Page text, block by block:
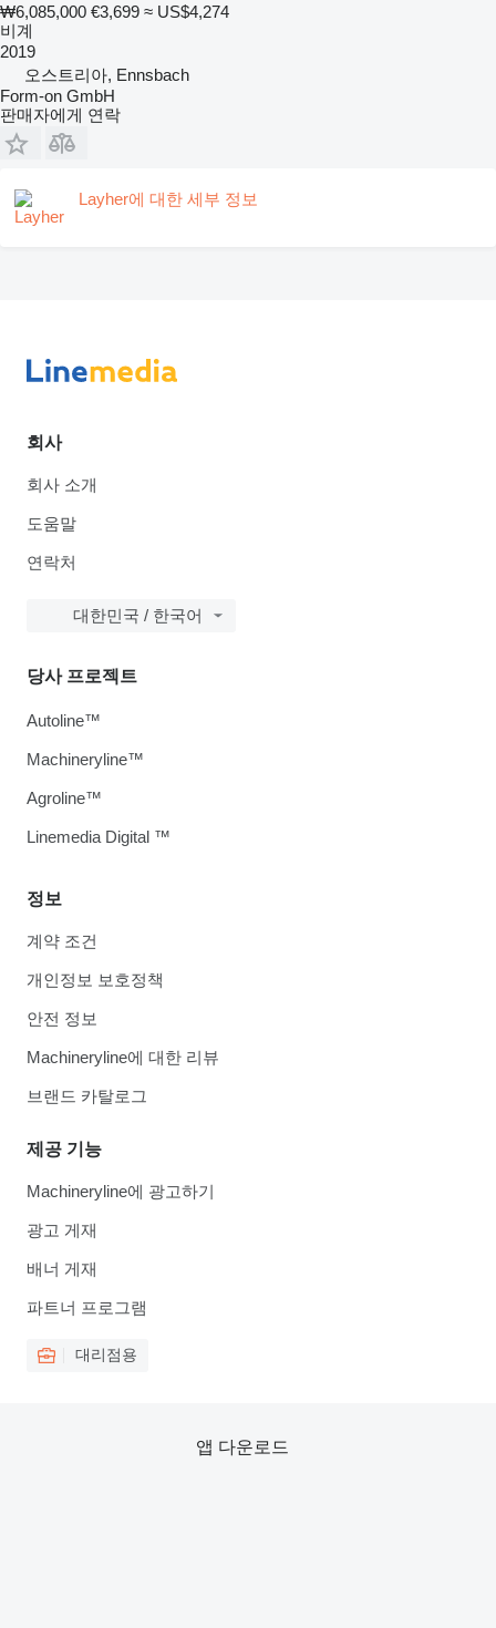
₩6,085,000 €3,699 ≈ US$4,274
비계
2019
오스트리아, Ennsbach
Form-on GmbH
판매자에게 연락
Layher에 대한 세부 정보
회사
회사 소개
도움말
연락처
대한민국 / 한국어
정보
계약 조건
개인정보 보호정책
안전 정보
Machineryline에 대한 리뷰
브랜드 카탈로그
제공 기능
Machineryline에 광고하기
광고 게재
배너 게재
파트너 프로그램
대리점용
당사 프로젝트
Autoline™
Machineryline™
Agroline™
Linemedia Digital ™
앱 다운로드